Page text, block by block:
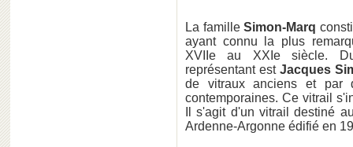
La familleSimon-Marq
ayant connu la plus
XVIIe au XXIe siècle.
représentant est Jacques
de vitraux anciens et par
contemporaines. Ce vitrail
Il s'agit d'un vitrail destiné
Ardenne-Argonne édifié en